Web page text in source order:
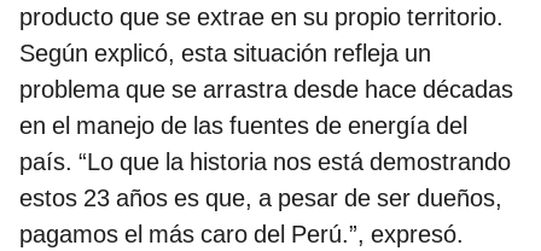
producto que se extrae en su propio territorio.
Según explicó, esta situación refleja un
problema que se arrastra desde hace décadas
en el manejo de las fuentes de energía del
país. “Lo que la historia nos está demostrando
estos 23 años es que, a pesar de ser dueños,
pagamos el más caro del Perú.”, expresó.